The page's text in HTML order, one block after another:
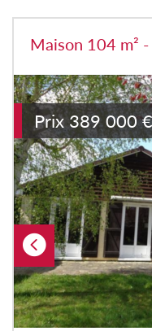
Maison 104 m²
Prix 389 000 €